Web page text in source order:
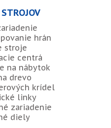
hrán
stroje
centrá
na nábytok
drevo
krídel
linky
zariadenie
diely